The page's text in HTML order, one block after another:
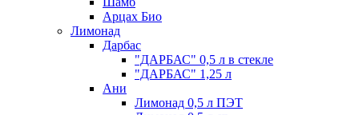
Арцах Био
Лимонад
Дарбас
"ДАРБАС" 0,5 л в стекле
"ДАРБАС" 1,25 л
Ани
Лимонад 0,5 л ПЭТ